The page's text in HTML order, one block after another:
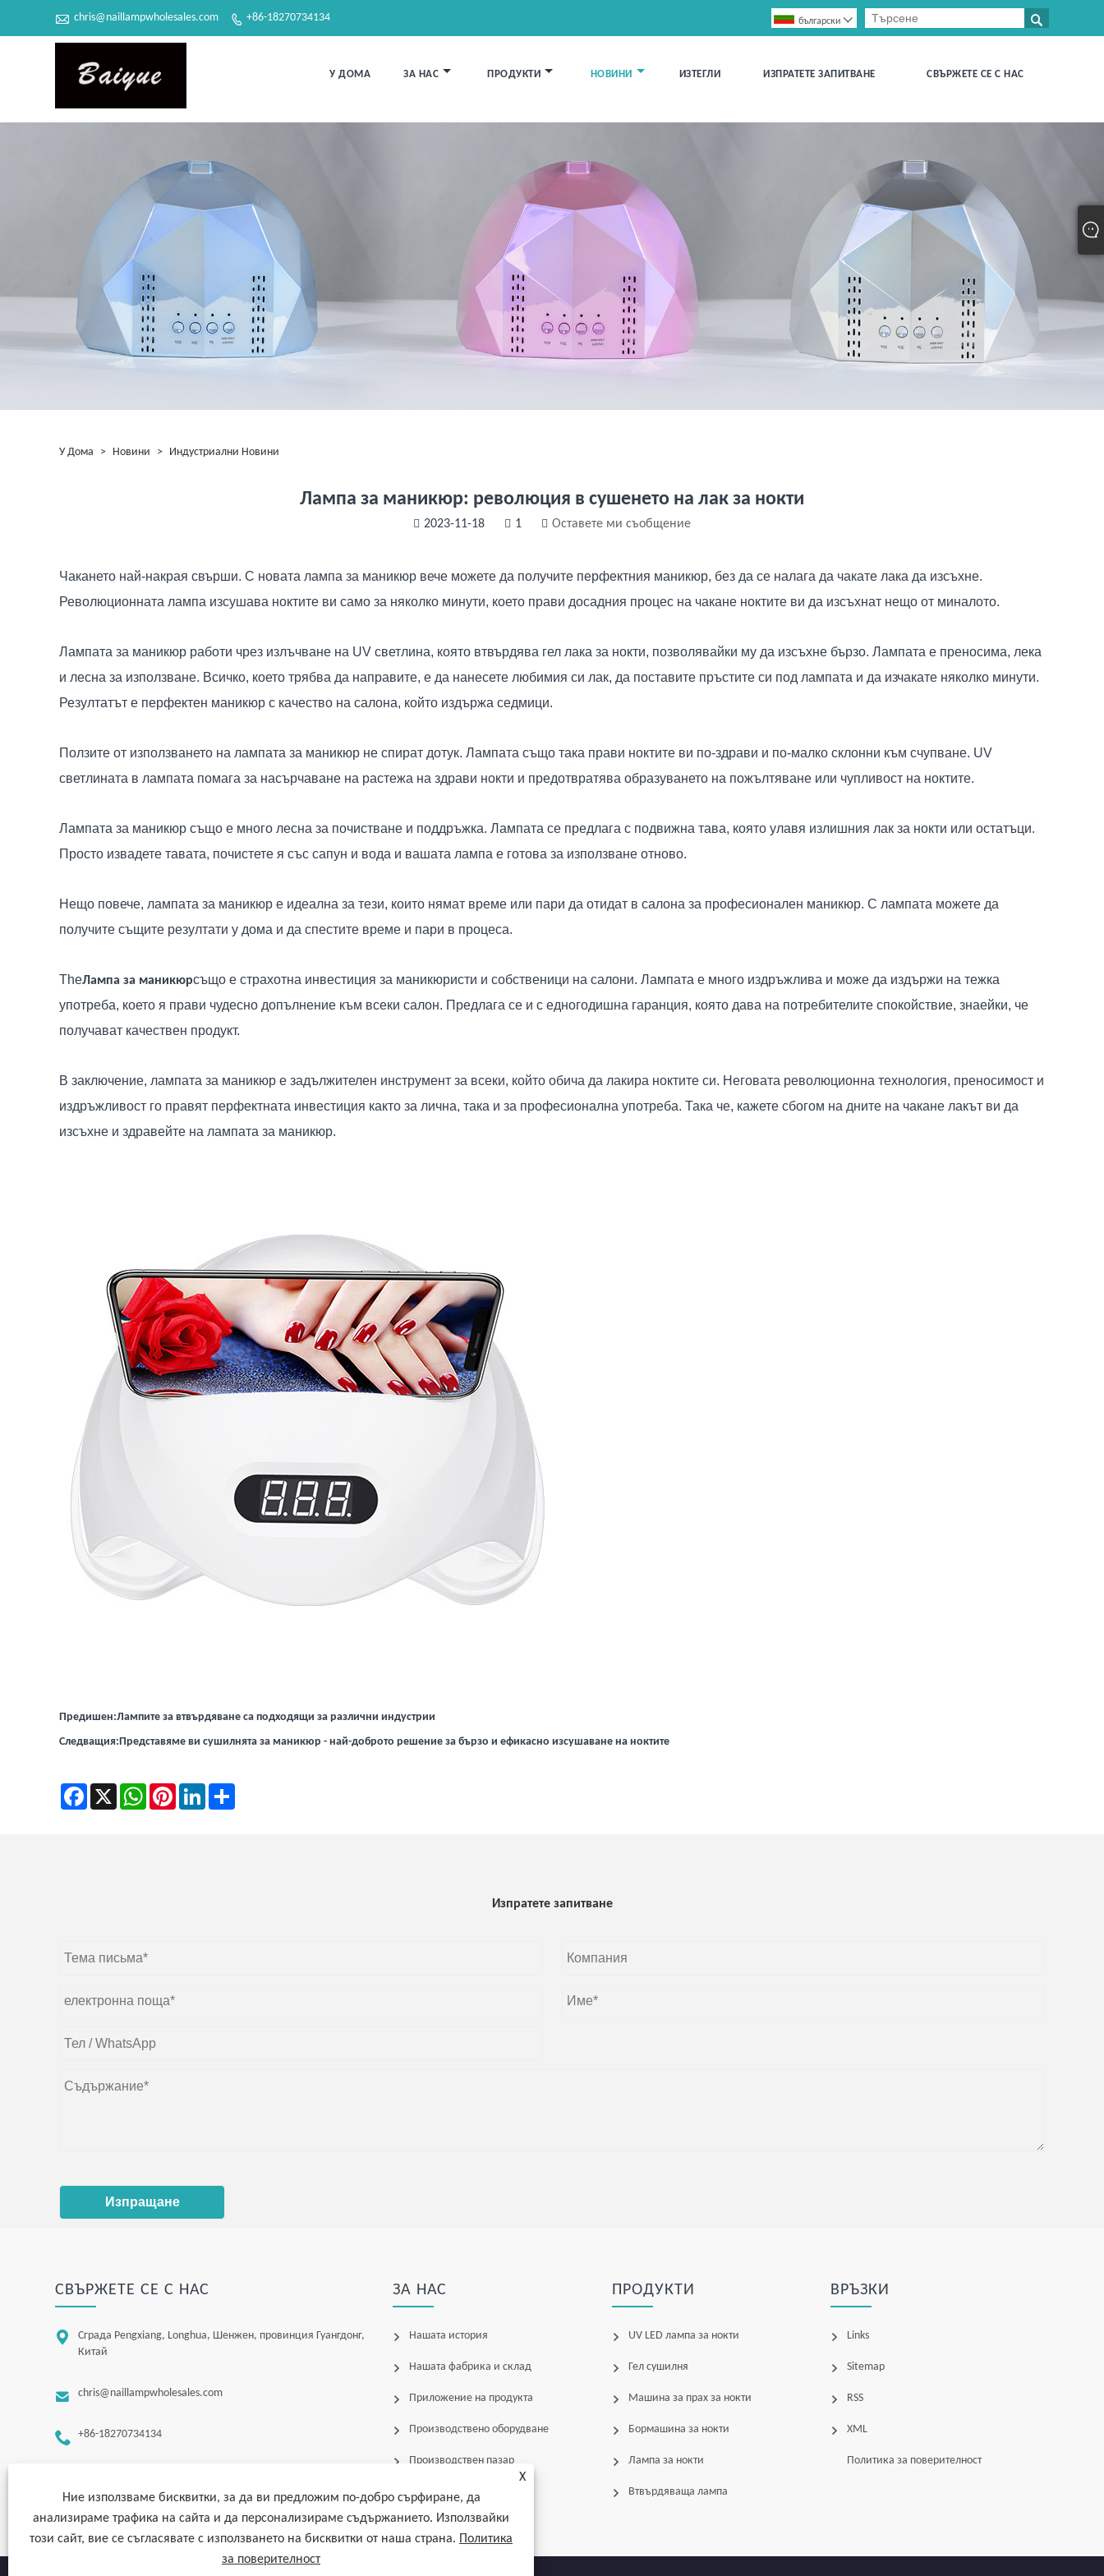
 chris@naillampwholesales.com  +86-18270734134 
български 
У ДОМА ЗА НАС ПРОДУКТИ НОВИНИ ИЗТЕГЛИ ИЗПРАТЕТЕ ЗАПИТВАНЕ СВЪРЖЕТЕ СЕ С НАС
У Дома > Новини > Индустриални Новини
Лампа за маникюр: революция в сушенето на лак за нокти
2023-11-18 1 Оставете ми съобщение
Чакането най-накрая свърши. С новата лампа за маникюр вече можете да получите перфектния маникюр, без да се налага да чакате лака да изсъхне.
Революционната лампа изсушава ноктите ви само за няколко минути, което прави досадния процес на чакане ноктите ви да изсъхнат нещо от миналото.
Лампата за маникюр работи чрез излъчване на UV светлина, която втвърдява гел лака за нокти, позволявайки му да изсъхне бързо. Лампата е преносима, лека
и лесна за използване. Всичко, което трябва да направите, е да нанесете любимия си лак, да поставите пръстите си под лампата и да изчакате няколко минути.
Резултатът е перфектен маникюр с качество на салона, който издържа седмици.
Ползите от използването на лампата за маникюр не спират дотук. Лампата също така прави ноктите ви по-здрави и по-малко склонни към счупване. UV
светлината в лампата помага за насърчаване на растежа на здрави нокти и предотвратява образуването на пожълтяване или чупливост на ноктите.
Лампата за маникюр също е много лесна за почистване и поддръжка. Лампата се предлага с подвижна тава, която улавя излишния лак за нокти или остатъци.
Просто извадете тавата, почистете я със сапун и вода и вашата лампа е готова за използване отново.
Нещо повече, лампата за маникюр е идеална за тези, които нямат време или пари да отидат в салона за професионален маникюр. С лампата можете да
получите същите резултати у дома и да спестите време и пари в процеса.
TheЛампа за маникюрсъщо е страхотна инвестиция за маникюристи и собственици на салони. Лампата е много издръжлива и може да издържи на тежка
употреба, което я прави чудесно допълнение към всеки салон. Предлага се и с едногодишна гаранция, която дава на потребителите спокойствие, знаейки, че
получават качествен продукт.
В заключение, лампата за маникюр е задължителен инструмент за всеки, който обича да лакира ноктите си. Неговата революционна технология, преносимост и
издръжливост го правят перфектната инвестиция както за лична, така и за професионална употреба. Така че, кажете сбогом на дните на чакане лакът ви да
изсъхне и здравейте на лампата за маникюр.
Предишен:Лампите за втвърдяване са подходящи за различни индустрии
Следващия:Представяме ви сушилнята за маникюр - най-доброто решение за бързо и ефикасно изсушаване на ноктите
Facebook
X WhatsAppPinterestLinkedIn
Изпратете запитване
Изпращане
X
Ние използваме бисквитки, за да ви предложим по-добро сърфиране, да
анализираме трафика на сайта и да персонализираме съдържанието. Използвайки
този сайт, вие се съгласявате с използването на бисквитки от наша страна.
Политика
за поверителност
СВЪРЖЕТЕ СЕ С НАС

Сграда Pengxiang, Longhua, Шенжен, провинция Гуангдонг,
Китай
 chris@naillampwholesales.com
 +86-18270734134
ЗА НАС
Нашата история
Нашата фабрика и склад
Приложение на продукта
Производствено оборудване
Производствен пазар
нашите услуги
ПРОДУКТИ
UV LED лампа за нокти
Гел сушилня
Машина за прах за нокти
Бормашина за нокти
Лампа за нокти
Втвърдяваща лампа
ВРЪЗКИ
Links
Sitemap
RSS
XML
Политика за поверителност